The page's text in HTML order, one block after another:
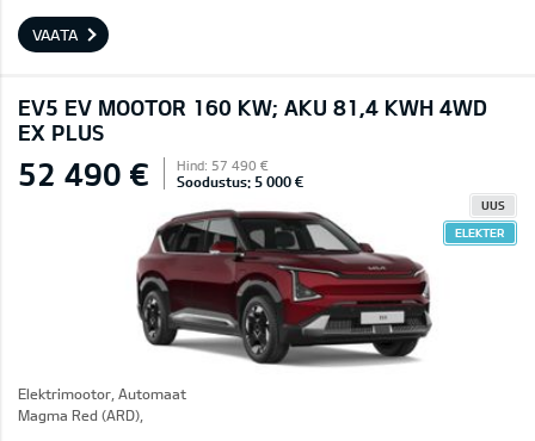
VAATA
EV5 EV MOOTOR 160 KW; AKU 81,4 KWH 4WD
EX PLUS
52 490 € Hind: 57 490 €
Soodustus: 5 000 €
UUS
ELEKTER
Elektrimootor, Automaat
Magma Red (ARD),